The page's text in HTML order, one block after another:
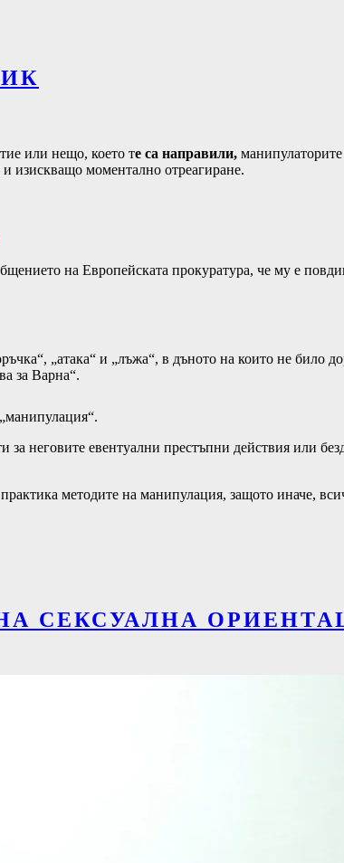
или нещо, което те са направили,
изискващо моментално отреагиране.
на Европейската прокуратура, че му е
„атака“ и „лъжа“, в дъното на които не било
за Варна“.
неговите евентуални престъпни действия или
методите на манипулация, защото иначе,
СЕКСУАЛНА